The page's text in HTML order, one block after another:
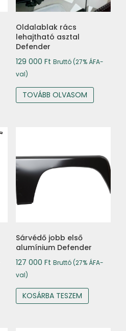
Oldalablak rács
lehajtható asztal
Defender
129 000 Ft Bruttó (27% ÁFA-
val)
TOVÁBB OLVASOM
Sárvédő jobb első
alumínium Defender
127 000 Ft Bruttó (27% ÁFA-
val)
KOSÁRBA TESZEM